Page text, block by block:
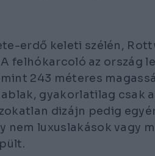
erdő keleti szélén,
felhókarcoló az ország
243 méteres
gyakorlatilag csak
dizájn pedig
nem luxuslakások vagy